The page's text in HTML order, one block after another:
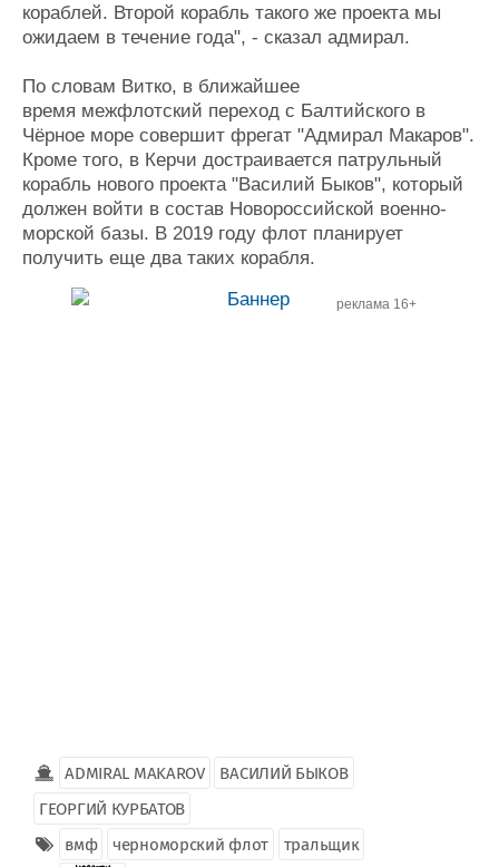
кораблей. Второй корабль такого же проекта мы
ожидаем в течение года", - сказал адмирал.
По словам Витко, в ближайшее
время межфлотский переход с Балтийского в
Чёрное море совершит фрегат "Адмирал Макаров".
Кроме того, в Керчи достраивается патрульный
корабль нового проекта "Василий Быков", который
должен войти в состав Новороссийской военно-
морской базы. В 2019 году флот планирует
получить еще два таких корабля.
реклама 16+
ADMIRAL MAKAROV
ВАСИЛИЙ БЫКОВ
ГЕОРГИЙ КУРБАТОВ
вмф
черноморский флот тральщик